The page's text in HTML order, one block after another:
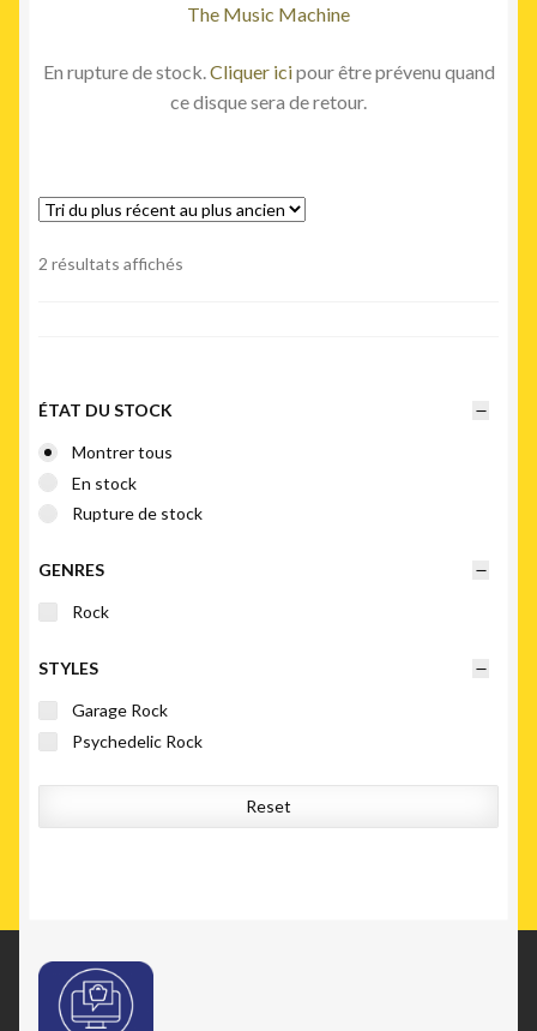
The Music Machine
En rupture de stock. Cliquer icipour être prévenu quand
ce disque sera de retour.
2 résultats affichés
ÉTAT DU STOCK
Montrer tous
En stock
Rupture de stock
GENRES
Rock
STYLES
Garage Rock
Psychedelic Rock
Reset